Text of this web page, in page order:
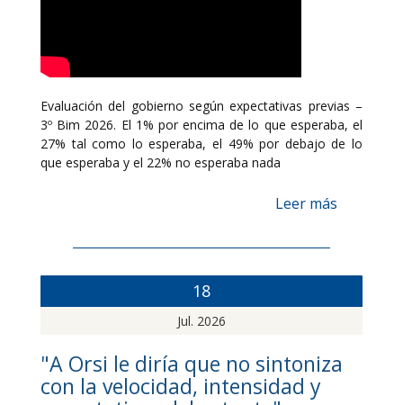
Evaluación del gobierno según expectativas previas –
3º Bim 2026. El 1% por encima de lo que esperaba, el
27% tal como lo esperaba, el 49% por debajo de lo
que esperaba y el 22% no esperaba nada
Leer más
18
Jul. 2026
"A Orsi le diría que no sintoniza
con la velocidad, intensidad y